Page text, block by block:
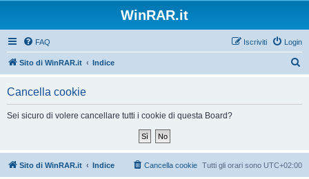
WinRAR.it
FAQ Login
Iscriviti
Sito di WinRAR.it Indice
Cancella cookie
Sei sicuro di volere cancellare tutti i cookie di questa Board?
Sito di WinRAR.it Indice Tutti gli orari sono UTC+02:00
Cancella cookie